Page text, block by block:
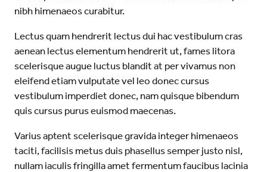
nibh himenaeos curabitur.
Lectus quam hendrerit lectus dui hac vestibulum cras
aenean lectus elementum hendrerit ut, fames litora
scelerisque augue luctus blandit at per vivamus non
eleifend etiam vulputate vel leo donec cursus
vestibulum imperdiet donec, nam quisque bibendum
quis cursus purus euismod maecenas.
Varius aptent scelerisque gravida integer himenaeos
taciti, facilisis metus duis phasellus semper justo nisl,
nullam iaculis fringilla amet fermentum faucibus lacinia